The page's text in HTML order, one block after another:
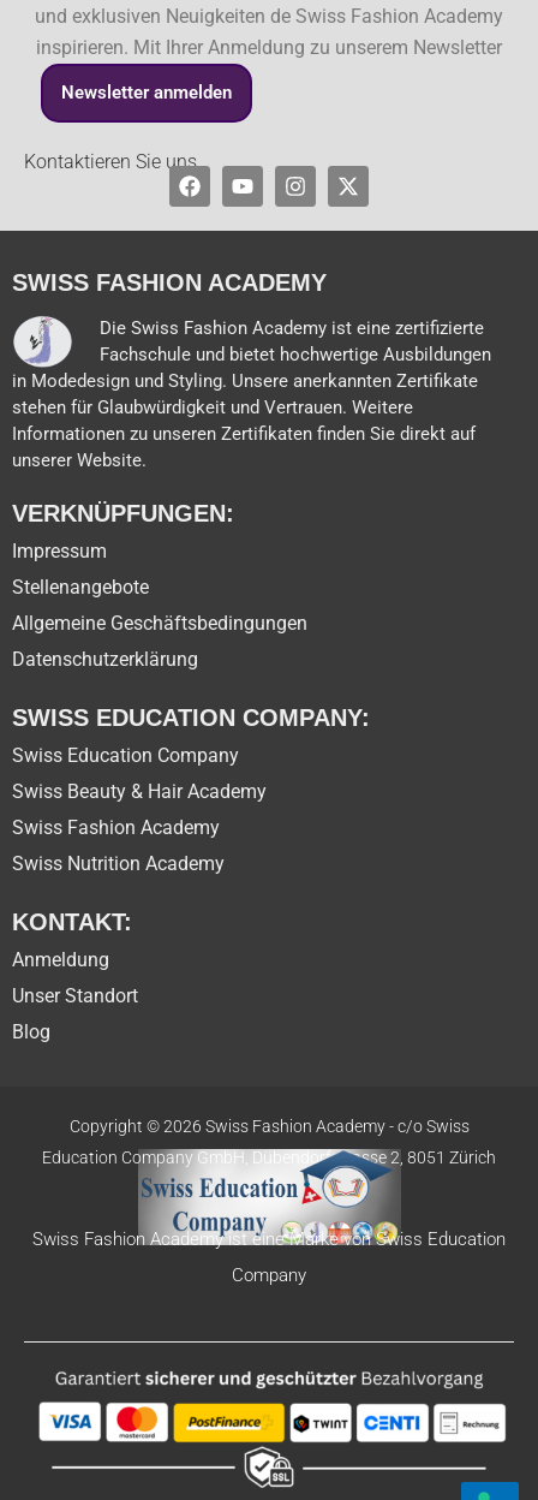
und exklusiven Neuigkeiten de Swiss Fashion Academy
inspirieren. Mit Ihrer Anmeldung zu unserem Newsletter
Newsletter anmelden
Kontaktieren Sie uns
FacebookYoutubeInstagram
X-
twitter
SWISS FASHION ACADEMY
Die Swiss Fashion Academy ist eine zertifizierte
Fachschule und bietet hochwertige Ausbildungen
in Modedesign und Styling. Unsere anerkannten Zertifikate
stehen für Glaubwürdigkeit und Vertrauen. Weitere
Informationen zu unseren Zertifikaten finden Sie direkt auf
unserer Website.
VERKNÜPFUNGEN:
Impressum
Stellenangebote
Allgemeine Geschäftsbedingungen
Datenschutzerklärung
SWISS EDUCATION COMPANY:
Swiss Education Company
Swiss Beauty & Hair Academy
Swiss Fashion Academy
Swiss Nutrition Academy
KONTAKT:
Anmeldung
Unser Standort
Blog
Copyright © 2026 Swiss Fashion Academy -c/o Swiss
Education Company GmbH, Dübendorfstrasse 2, 8051 Zürich
Swiss Fashion Academy ist eine Marke von Swiss Education
Company